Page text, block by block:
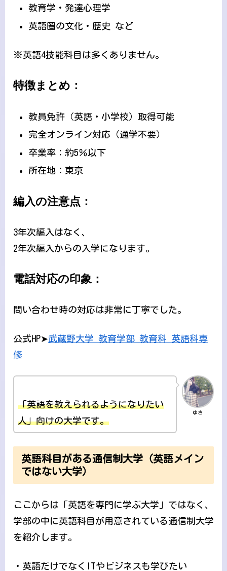
教育学・発達心理学
英語圏の文化・歴史 など
※英語4技能科目は多くありません。
特徴まとめ：
教員免許（英語・小学校）取得可能
完全オンライン対応（通学不要）
卒業率：約5％以下
所在地：東京
編入の注意点：
3年次編入はなく、
2年次編入からの入学になります。
電話対応の印象：
問い合わせ時の対応は非常に丁寧でした。
公式HP➤武蔵野大学 教育学部 教育科 英語科専
修
ゆき
「英語を教えられるようになりたい
人」向けの大学です。
英語科目がある通信制大学（英語メイン
ではない大学）
ここからは「英語を専門に学ぶ大学」ではなく、
学部の中に英語科目が用意されている通信制大学
を紹介します。
・英語だけでなくITやビジネスも学びたい